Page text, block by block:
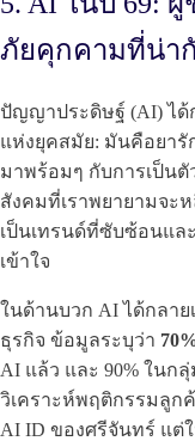
ภัยคุกคามที่น่า
ปัญญาประดิษฐ์ (AI) ไ
แห่งยุคสมัย: มันคือยารั
มาพร้อมๆ กับการเป็นตั
สังคมที่เราพยายามจะ
เป็นเทรนด์ที่ซับซ้อนแ
เข้าใจ
ในด้านบวก AI ได้กลาย
ธุรกิจ ข้อมูลระบุว่า
AI แล้ว และ 90% ในก
วิเคราะห์พฤติกรรมลูก
AI ID ของศรีจันทร์ แต่